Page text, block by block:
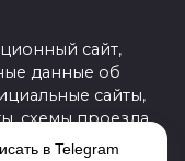
сайт,
данные об
сайты,
схемы проезда,
В